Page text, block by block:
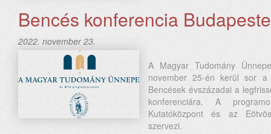
Bencés konferencia
2022. november 23.
A Magyar Tudomány
november 25-én kerül sor
Bencések évszázadai a
konferenciára. A
Kutatóközpont és az
szervezi.